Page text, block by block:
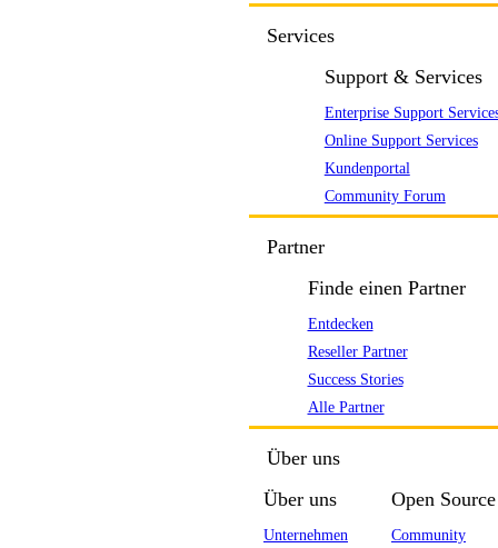
Services
Support & Services
Enterprise Support
Online Support Services
Kundenportal
Community Forum
Partner
Finde einen Partner
Entdecken
Reseller Partner
Success Stories
Alle Partner
Über uns
Über uns
Unternehmen
Open Source
Community